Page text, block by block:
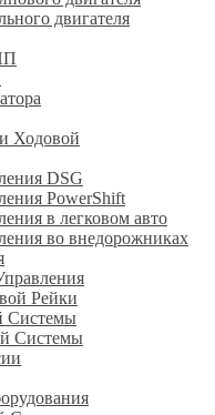
двигателя
Ходовой
DSG
PowerShift
в легковом авто
во внедорожниках
Рейки
Системы
Системы